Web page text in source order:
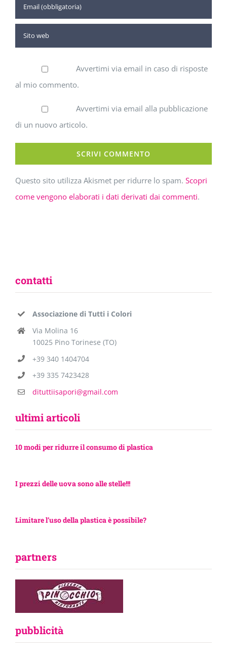
Avvertimi via email in caso di risposte
al mio commento.
Avvertimi via email alla pubblicazione
di un nuovo articolo.
Questo sito utilizza Akismet per ridurre lo spam. Scopri
come vengono elaborati i dati derivati dai commenti.
contatti
Associazione di Tutti i Colori
Via Molina 16
10025 Pino Torinese (TO)
+39 340 1404704
+39 335 7423428
dituttiisapori@gmail.com
ultimi articoli
10 modi per ridurre il consumo di plastica
I prezzi delle uova sono alle stelle!!!
Limitare l’uso della plastica è possibile?
partners
pubblicità